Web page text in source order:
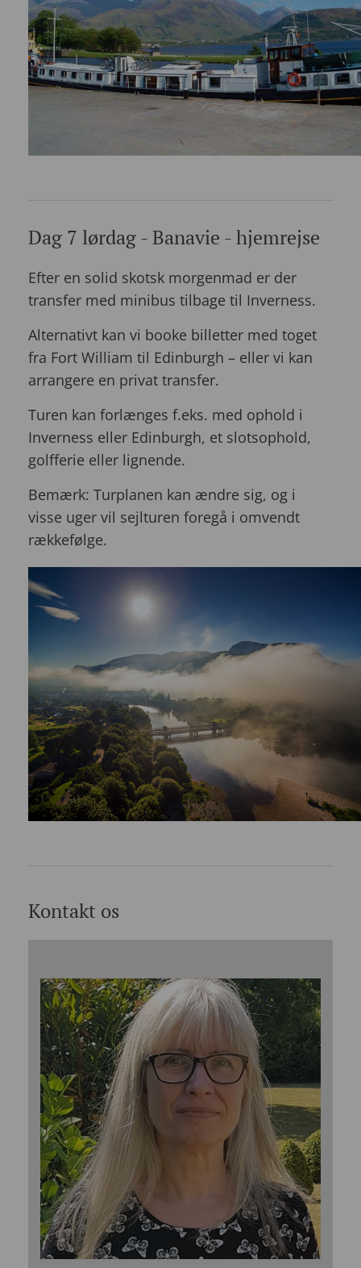
Dag 7 lørdag - Banavie - hjemrejse
Efter en solid skotsk morgenmad er der
transfer med minibus tilbage til Inverness.
Alternativt kan vi booke billetter med toget
fra Fort William til Edinburgh – eller vi kan
arrangere en privat transfer.
Turen kan forlænges f.eks. med ophold i
Inverness eller Edinburgh, et slotsophold,
golfferie eller lignende.
Bemærk: Turplanen kan ændre sig, og i
visse uger vil sejlturen foregå i omvendt
rækkefølge.
Kontakt os